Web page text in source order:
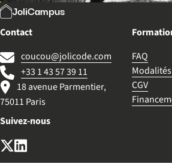
JoliCampus
Contact
coucou@jolicode.com
+33 1 43 57 39 11
18 avenue Parmentier,
75011 Paris
FAQ
CGV
Suivez-nous
X (anciennement Twitter)
LinkedIn